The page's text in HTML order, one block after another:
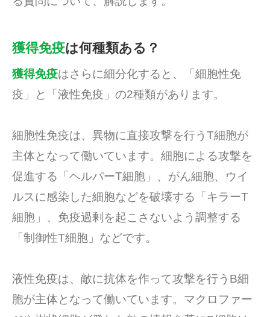
獲得免疫は何種類ある？
獲得免疫はさらに細分化すると、「細胞性免
疫」と「液性免疫」の2種類があります。
細胞性免疫は、異物に直接攻撃を行うT細胞が
主体となって働いています。細胞による攻撃を
促進する「ヘルパーT細胞」、がん細胞、ウイ
ルスに感染した細胞などを破壊する「キラーT
細胞」、免疫過剰を起こさないよう調整する
「制御性T細胞」などです。
液性免疫は、敵に抗体を作って攻撃を行うB細
胞が主体となって働いています。マクロファー